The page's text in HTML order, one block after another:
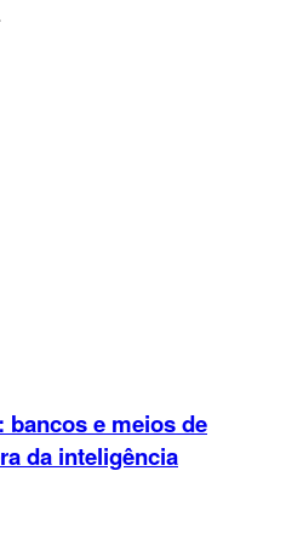
bancos e meios de
da inteligência